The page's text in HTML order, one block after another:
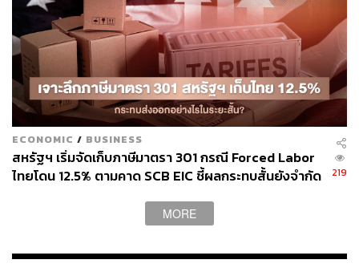
THE STANDARD WEALTH
สำนักข่าวเศรษฐกิจ ธุรกิจ และการลงทุน โดย
ทีมข่าว THE STANDARD
ECONOMIC / BUSINESS
สหรัฐฯ เริ่มจัดเก็บภาษีมาตรา 301 กรณี Forced Labor
ไทยโดน 12.5% ตามคาด SCB EIC ชี้ผลกระทบสั้นยังจำกัด
219
MORE